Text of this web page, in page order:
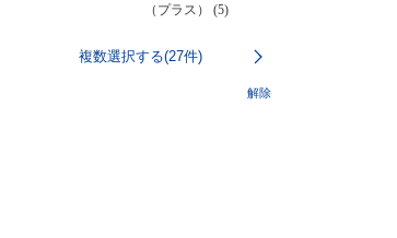
（プラス） (5)
複数選択する(27件)
解除